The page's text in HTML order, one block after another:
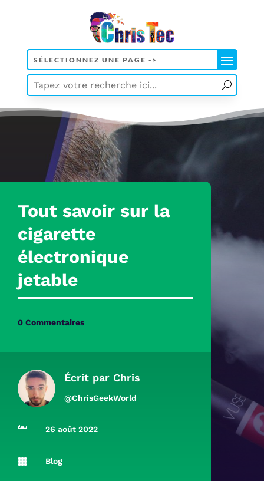
Tout savoir sur la
cigarette
électronique
jetable
0 Commentaires
Écrit par Chris
@ChrisGeekWorld
 26 août 2022
 Blog